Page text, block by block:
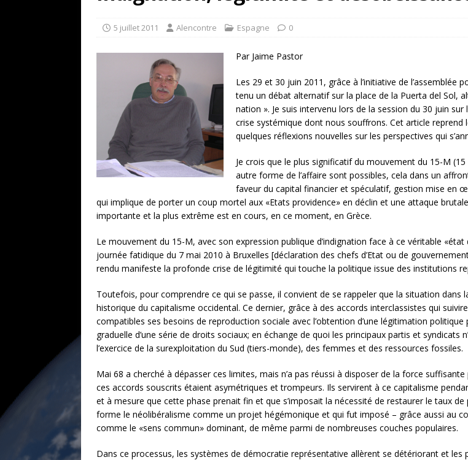
[ 17 juillet 2026 ]
«Le discours de Trump sur la “fraude électorale” était une blague de
goût… et une menace»
ETATS-UNIS
[ 14 juin 2020 ]
* LA UNE
5 juillet 2011 Alencontre Espagne 0
Par Jaime Pastor
Les 29 et 30 juin 2011, grâce à l’initiative de l’assemblée
tenu un débat alternatif sur la place de la Puerta del Sol,
nation ». Je suis intervenu lors de la session du 30 juin
crise systémique dont nous souffrons. Cet article
quelques réflexions nouvelles sur les perspectives qui
Je crois que le plus significatif du mouvement du 15-M
autre forme de l’affaire sont possibles, cela dans un
faveur du capital financier et spéculatif, gestion mise en
qui implique de porter un coup mortel aux «Etats providence» en déclin et une attaque
importante et la plus extrême est en cours, en ce moment, en Grèce.
Le mouvement du 15-M, avec son expression publique d’indignation face à ce véritable
journée fatidique du 7 mai 2010 à Bruxelles [déclaration des chefs d’Etat ou de
rendu manifeste la profonde crise de légitimité qui touche la politique issue des institutions
Toutefois, pour comprendre ce qui se passe, il convient de se rappeler que la situation dans
historique du capitalisme occidental. Ce dernier, grâce à des accords interclassistes qui
compatibles ses besoins de reproduction sociale avec l’obtention d’une légitimation
graduelle d’une série de droits sociaux; en échange de quoi les principaux partis et
l’exercice de la surexploitation du Sud (tiers-monde), des femmes et des ressources fossiles.
Mai 68 a cherché à dépasser ces limites, mais n’a pas réussi à disposer de la force
ces accords souscrits étaient asymétriques et trompeurs. Ils servirent à ce capitalisme
et à mesure que cette phase prenait fin et que s’imposait la nécessité de restaurer le taux
forme le néolibéralisme comme un projet hégémonique et qui fut imposé – grâce aussi au
comme le «sens commun» dominant, de même parmi de nombreuses couches populaires.
Dans ce processus, les systèmes de démocratie représentative allèrent se détériorant et